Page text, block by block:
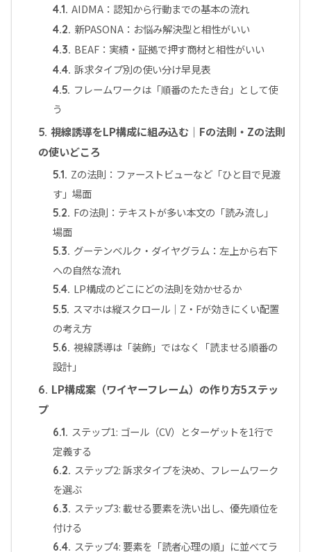
4.1. AIDMA：認知から行動までの基本の流れ
4.2. 新PASONA：お悩み解決型と相性がいい
4.3. BEAF：実績・証拠で押す商材と相性がいい
4.4. 訴求タイプ別の使い分け早見表
4.5. フレームワークは「順番のたたき台」として使
う
5. 視線誘導をLP構成に組み込む｜Fの法則・Zの法則
の使いどころ
5.1. Zの法則：ファーストビューなど「ひと目で見渡
す」場面
5.2. Fの法則：テキストが多い本文の「読み流し」
場面
5.3. グーテンベルク・ダイヤグラム：左上から右下
への自然な流れ
5.4. LP構成のどこにどの法則を効かせるか
5.5. スマホは縦スクロール｜Z・Fが効きにくい配置
の考え方
5.6. 視線誘導は「装飾」ではなく「読ませる順番の
設計」
6. LP構成案（ワイヤーフレーム）の作り方5ステッ
プ
6.1. ステップ1: ゴール（CV）とターゲットを1行で
定義する
6.2. ステップ2: 訴求タイプを決め、フレームワーク
を選ぶ
6.3. ステップ3: 載せる要素を洗い出し、優先順位を
付ける
6.4. ステップ4: 要素を「読者心理の順」に並べてラ